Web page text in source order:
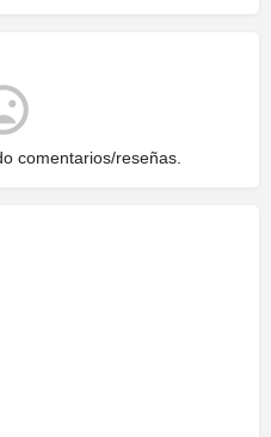
comentarios/reseñas.